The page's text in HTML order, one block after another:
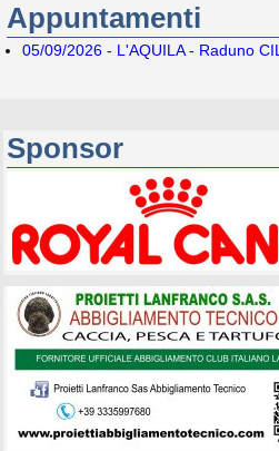
Appuntamenti
05/09/2026 - L'AQUILA - Raduno CIL
Sponsor